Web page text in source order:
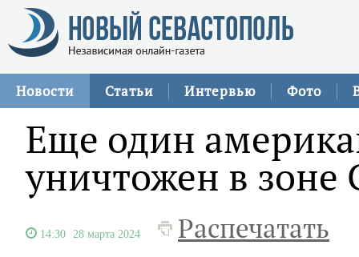
Новости Статьи Интервью Фото
Еще один
уничтожен в зоне
14:30 28 марта 2024 Распечатать